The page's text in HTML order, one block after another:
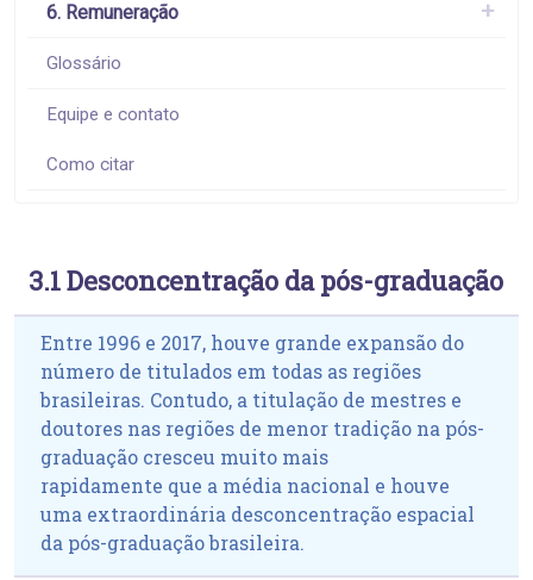
6. Remuneração
Glossário
Equipe e contato
Como citar
3.1 Desconcentração da pós-graduação
Entre 1996 e 2017, houve grande expansão do
número de titulados em todas as regiões
brasileiras. Contudo, a titulação de mestres e
doutores nas regiões de menor tradição na pós-
graduação cresceu muito mais
rapidamente que a média nacional e houve
uma extraordinária desconcentração espacial
da pós-graduação brasileira.